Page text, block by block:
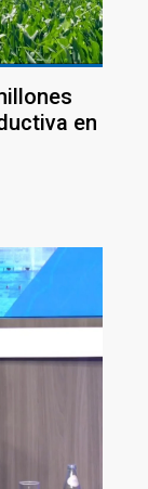
en